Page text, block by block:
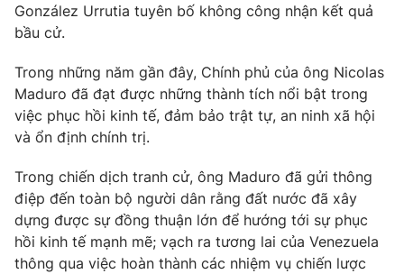
VTV9 VTV8
Liên hệ tòa soạn English
Theo dõi báo trên
González Urrutia tuyên bố không công nhận kết quả
bầu cử.
Trong những năm gần đây, Chính phủ của ông Nicolas
Maduro đã đạt được những thành tích nổi bật trong
việc phục hồi kinh tế, đảm bảo trật tự, an ninh xã hội
và ổn định chính trị.
Trong chiến dịch tranh cử, ông Maduro đã gửi thông
điệp đến toàn bộ người dân rằng đất nước đã xây
dựng được sự đồng thuận lớn để hướng tới sự phục
hồi kinh tế mạnh mẽ; vạch ra tương lai của Venezuela
thông qua việc hoàn thành các nhiệm vụ chiến lược